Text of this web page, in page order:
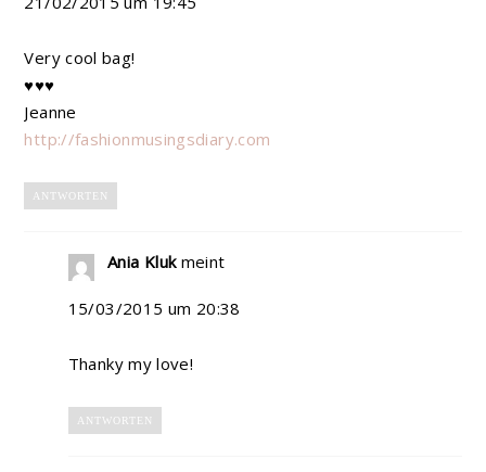
Very cool bag!
♥♥♥
Jeanne
http://fashionmusingsdiary.com
ANTWORTEN
Ania Kluk meint
15/03/2015 um 20:38
Thanky my love!
ANTWORTEN